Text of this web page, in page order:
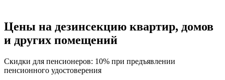
Цены на дезинсекцию квартир, домов
и других помещений
Скидки для пенсионеров: 10% при предъявлении
пенсионного удостоверения